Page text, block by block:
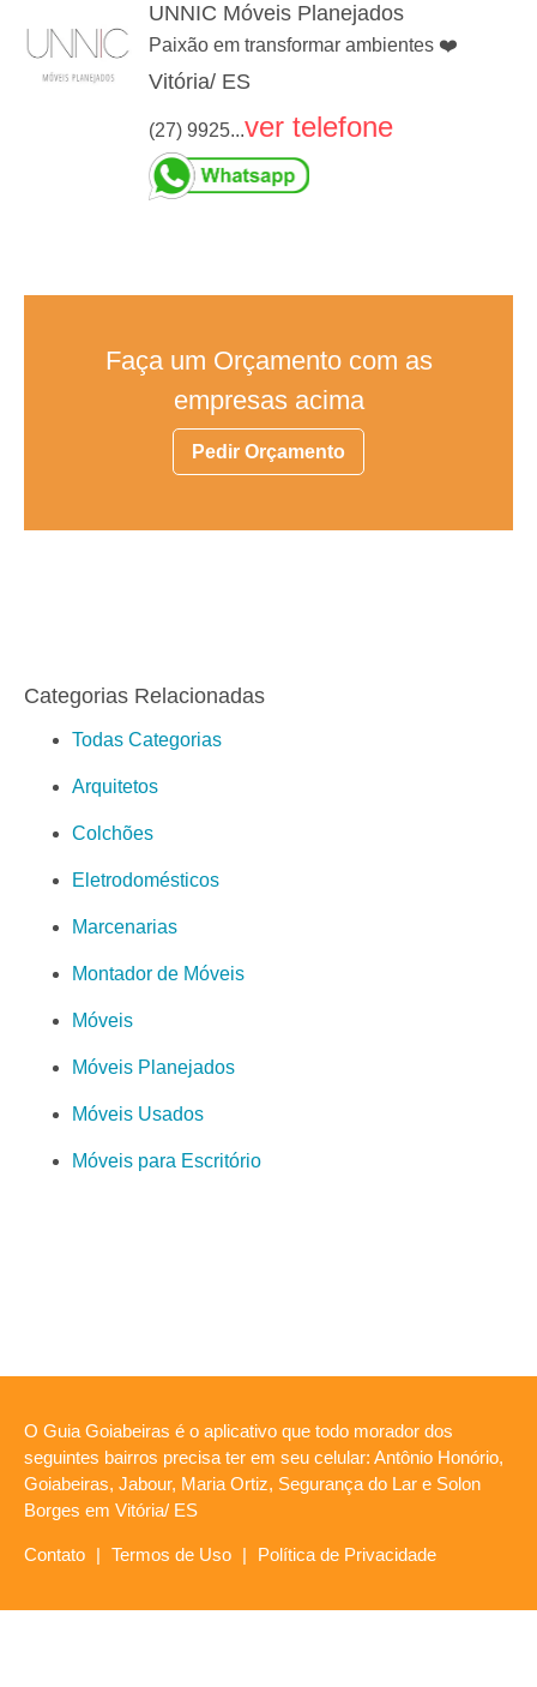
UNNIC Móveis Planejados
Paixão em transformar ambientes ❤️
Vitória/ ES
(27) 9925...ver telefone
Faça um Orçamento com as
empresas acima
Pedir Orçamento
Categorias Relacionadas
Todas Categorias
Arquitetos
Colchões
Eletrodomésticos
Marcenarias
Montador de Móveis
Móveis
Móveis Planejados
Móveis Usados
Móveis para Escritório
O Guia Goiabeiras é o aplicativo que todo morador dos
seguintes bairros precisa ter em seu celular: Antônio Honório,
Goiabeiras, Jabour, Maria Ortiz, Segurança do Lar e Solon
Borges em Vitória/ ES
Contato | Termos de Uso | Política de Privacidade